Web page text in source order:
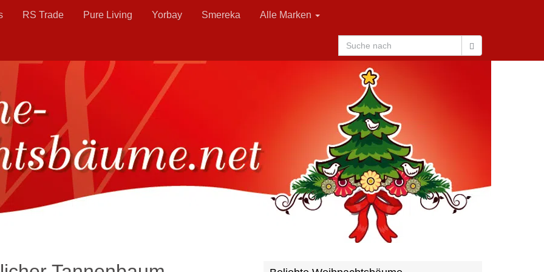
RS Trade Pure Living Yorbay Smereka Alle Marken